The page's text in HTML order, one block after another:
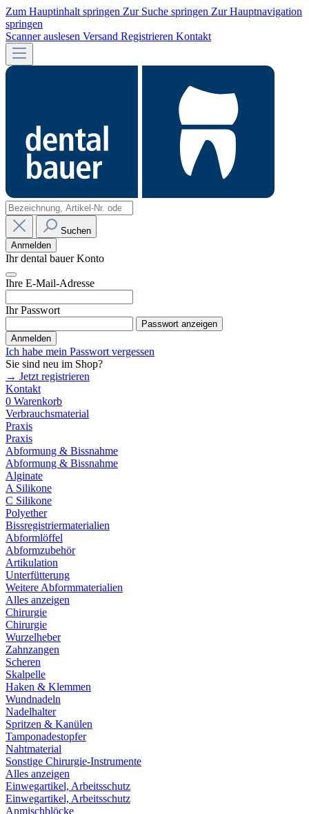
Zum Hauptinhalt springen Zur Suche springen Zur Hauptnavigation
springen
Scanner auslesen Versand Registrieren Kontakt
Suchen
Anmelden
Ihr dental bauer Konto
Ihre E-Mail-Adresse
Ihr Passwort
Passwort anzeigen
Anmelden
Ich habe mein Passwort vergessen
Sie sind neu im Shop?
→ Jetzt registrieren
Kontakt
0 Warenkorb
Verbrauchsmaterial
Praxis
Praxis
Abformung & Bissnahme
Abformung & Bissnahme
Alginate
A Silikone
C Silikone
Polyether
Bissregistriermaterialien
Abformlöffel
Abformzubehör
Artikulation
Unterfütterung
Weitere Abformmaterialien
Alles anzeigen
Chirurgie
Chirurgie
Wurzelheber
Zahnzangen
Scheren
Skalpelle
Haken & Klemmen
Wundnadeln
Nadelhalter
Spritzen & Kanülen
Tamponadestopfer
Nahtmaterial
Sonstige Chirurgie-Instrumente
Alles anzeigen
Einwegartikel, Arbeitsschutz
Einwegartikel, Arbeitsschutz
Anmischblöcke